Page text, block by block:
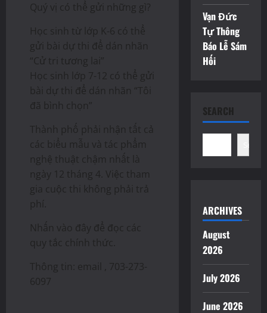
Quý vị có thể gửi những gì?
Học sinh từ lớp K-6 có thể
gửi bài dự thi để dán nhãn
“Cử tri tương lai”
Học sinh lớp 7-12 có thể gửi
bài dự thi để dán nhãn “Tôi
đã bình chọn”
Thành phố phải nhận tất cả
các biểu mẫu và tác phẩm
nghệ thuật chậm nhất là
ngày 12 tháng 4. Việc tham
gia cuộc thi không phải trả
phí.
Nhấn vào đây để đọc các
quy tắc chính thức.
Thông tin: email , 703-273-
6097
Vạn Đức
Tự Thông
Báo Lễ Sám
Hối
SEARCH
Search
ARCHIVES
August
2026
July 2026
June 2026